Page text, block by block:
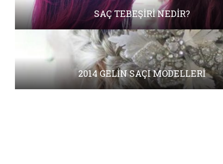
SAÇ TEBEŞIRI NEDIR?
2014 GELIN SAÇI MODELLERI